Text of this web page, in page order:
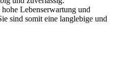
Lebenserwartung und
sind somit eine langlebige und